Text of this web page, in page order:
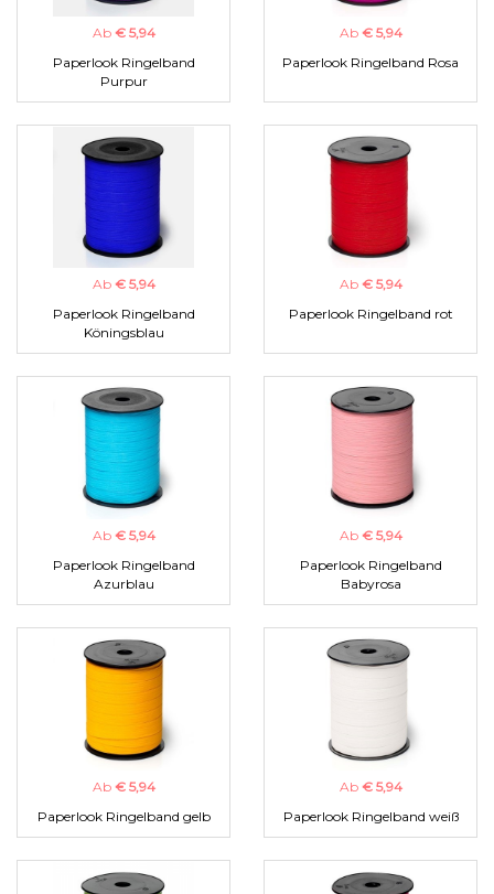
Ab € 5,94
Paperlook Ringelband
Purpur
Ab € 5,94
Paperlook Ringelband Rosa
Ab € 5,94
Paperlook Ringelband
Köningsblau
Ab € 5,94
Paperlook Ringelband rot
Ab € 5,94
Paperlook Ringelband
Azurblau
Ab € 5,94
Paperlook Ringelband
Babyrosa
Ab € 5,94
Paperlook Ringelband gelb
Ab € 5,94
Paperlook Ringelband weiß